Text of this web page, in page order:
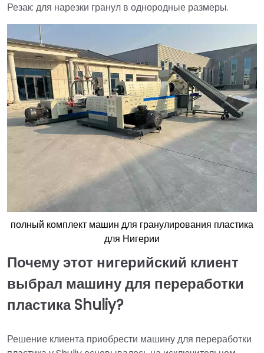
Резак: для нарезки гранул в однородные размеры.
полный комплект машин для гранулирования пластика
для Нигерии
Почему этот нигерийский клиент
выбрал машину для переработки
пластика Shuliy?
Решение клиента приобрести машину для переработки